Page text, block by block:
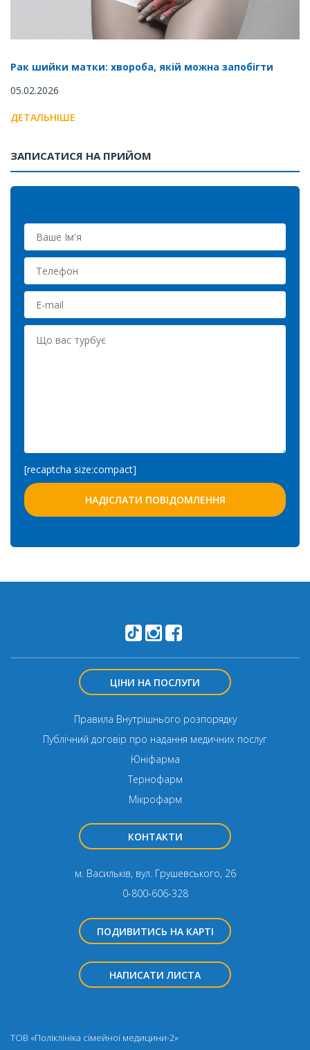
Рак шийки матки: хвороба, якій можна запобігти
05.02.2026
ДЕТАЛЬНІШЕ
ЗАПИСАТИСЯ НА ПРИЙОМ
[recaptcha size:compact]
ЦІНИ НА ПОСЛУГИ
Правила Внутрішнього розпорядку
Публічний договір про надання медичних послуг
Юніфарма
Тернофарм
Мікрофарм
КОНТАКТИ
м. Васильків, вул. Грушевського, 26
0-800-606-328
ПОДИВИТИСЬ НА КАРТІ
НАПИСАТИ ЛИСТА
ТОВ «Поліклініка сімейної медицини-2»